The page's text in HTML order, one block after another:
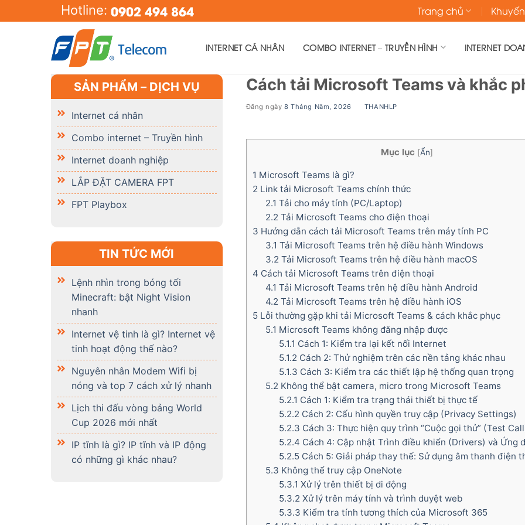
to
Hotline: 0902 494 864 Trang chủ
INTERNET CÁ NHÂN COMBO INTERNET – TRUYỀN HÌNH INTERNET
SẢN PHẨM – DỊCH VỤ
Internet cá nhân
Combo internet – Truyền hình
Internet doanh nghiệp
LẮP ĐẶT CAMERA FPT
FPT Playbox
TIN TỨC MỚI
Lệnh nhìn trong bóng tối
Minecraft: bật Night Vision
nhanh
Internet vệ tinh là gì? Internet vệ
tinh hoạt động thế nào?
Nguyên nhân Modem Wifi bị
nóng và top 7 cách xử lý nhanh
Lịch thi đấu vòng bảng World
Cup 2026 mới nhất
IP tĩnh là gì? IP tĩnh và IP động
có những gì khác nhau?
Cách tải Microsoft Teams và khắc
Đăng ngày8 Tháng Năm, 2026 THANHLP
Mục lục [Ẩn]
1 Microsoft Teams là gì?
2 Link tải Microsoft Teams chính thức
2.1 Tải cho máy tính (PC/Laptop)
2.2 Tải Microsoft Teams cho điện thoại
3 Hướng dẫn cách tải Microsoft Teams trên máy tính PC
3.1 Tải Microsoft Teams trên hệ điều hành Windows
3.2 Tải Microsoft Teams trên hệ điều hành macOS
4 Cách tải Microsoft Teams trên điện thoại
4.1 Tải Microsoft Teams trên hệ điều hành Android
4.2 Tải Microsoft Teams trên hệ điều hành iOS
5Lỗi thường gặp khi tải Microsoft Teams & cách khắc phục
5.1 Microsoft Teams không đăng nhập được
5.1.1 Cách 1: Kiểm tra lại kết nối Internet
5.1.2 Cách 2: Thử nghiệm trên các nền tảng khác nhau
5.1.3 Cách 3: Kiểm tra các thiết lập hệ thống quan trọng
5.2 Không thể bật camera, micro trong Microsoft Teams
5.2.1 Cách 1: Kiểm tra trạng thái thiết bị thực tế
5.2.2 Cách 2: Cấu hình quyền truy cập (Privacy Settings)
5.2.3 Cách 3: Thực hiện quy trình “Cuộc gọi thử” (Test
5.2.4 Cách 4: Cập nhật Trình điều khiển (Drivers) và Ứng
5.2.5 Cách 5: Giải pháp thay thế: Sử dụng âm thanh điện
5.3 Không thể truy cập OneNote
5.3.1 Xử lý trên thiết bị di động
5.3.2 Xử lý trên máy tính và trình duyệt web
5.3.3 Kiểm tra tính tương thích của Microsoft 365